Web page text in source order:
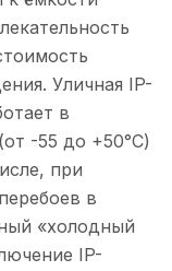
Уличная IP-
в
-55 до +50°C)
при
в
«холодный
IP-